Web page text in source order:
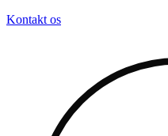
Kontakt os